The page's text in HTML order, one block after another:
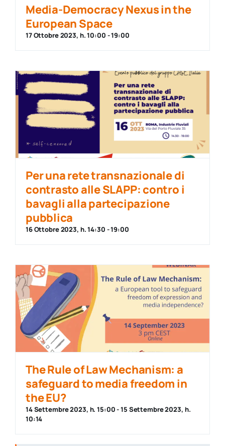
Media-Democracy Nexus in the
European Space
17 Ottobre 2023, h. 10:00 -19:00
Per una rete transnazionale di
contrasto alle SLAPP: contro i
bavagli alla partecipazione
pubblica
16 Ottobre 2023, h. 14:30 -19:00
The Rule of Law Mechanism: a
safeguard to media freedom in
the EU?
14 Settembre 2023, h. 15:00-15 Settembre 2023, h.
10:14